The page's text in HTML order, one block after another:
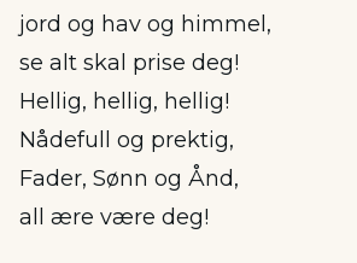
jord og hav og himmel,
se alt skal prise deg!
Hellig, hellig, hellig!
Nådefull og prektig,
Fader, Sønn og Ånd,
all ære være deg!